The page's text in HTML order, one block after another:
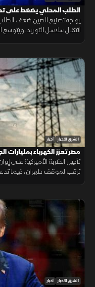
الطلب المحلي يضغط على
السعودية وتركيا
يواجه تصنيع الصين ضعف
انتقال سلاسل التوريد.
الشرق للأخبار أخبار
مصر تعزز الكهرباء بمليارات
المراهقين
تأجيل الضربة الأميركية على
ترقب لموقف طهران، فيما
الشرق للأخبار أخبار